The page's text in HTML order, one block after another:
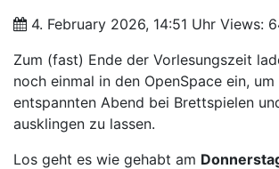
4. February 2026, 14:51 Uhr Views:
Zum (fast) Ende der Vorlesungszeit
noch einmal in den OpenSpace ein,
entspannten Abend bei Brettspielen
ausklingen zu lassen.
Los geht es wie gehabt am